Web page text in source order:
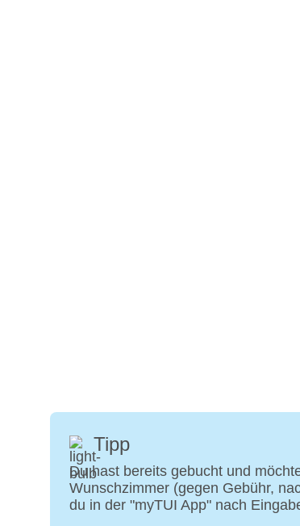
Tipp
Du hast bereits gebucht und
Wunschzimmer (gegen Gebühr,
du in der "myTUI App" nach